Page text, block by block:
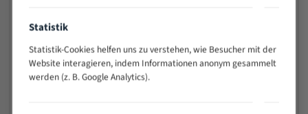
Widerstandsfähig gegen Zahnbruch auch bei
wechselnde Verbindungslängen)
Sehr geringe Vibration
Statistik
Statistik-Cookies helfen uns zu verstehen, wie Besucher mit der
Website interagieren, indem Informationen anonym gesammelt
werden (z. B. Google Analytics).